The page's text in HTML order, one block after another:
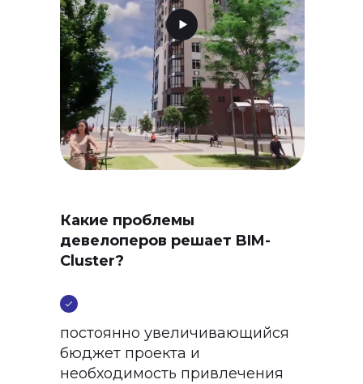
Какие проблемы
девелоперов решает BIM-
Cluster?
постоянно увеличивающийся
бюджет проекта и
необходимость привлечения